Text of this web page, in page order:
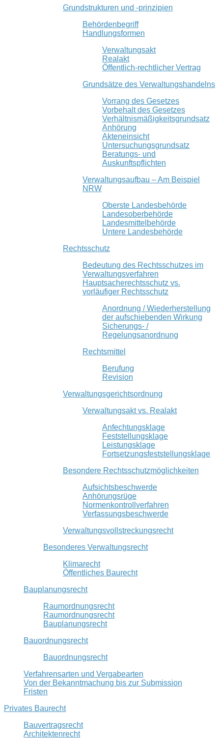
Grundstrukturen und -prinzipien
Behördenbegriff
Handlungsformen
Verwaltungsakt
Realakt
Öffentlich-rechtlicher Vertrag
Grundsätze des Verwaltungshandelns
Vorrang des Gesetzes
Vorbehalt des Gesetzes
Verhältnismäßigkeitsgrundsatz
Anhörung
Akteneinsicht
Untersuchungsgrundsatz
Beratungs- und
Auskunftspflichten
Verwaltungsaufbau – Am Beispiel
NRW
Oberste Landesbehörde
Landesoberbehörde
Landesmittelbehörde
Untere Landesbehörde
Rechtsschutz
Bedeutung des Rechtsschutzes im
Verwaltungsverfahren
Hauptsacherechtsschutz vs.
vorläufiger Rechtsschutz
Anordnung / Wiederherstellung
der aufschiebenden Wirkung
Sicherungs- /
Regelungsanordnung
Rechtsmittel
Berufung
Revision
Verwaltungsgerichtsordnung
Verwaltungsakt vs. Realakt
Anfechtungsklage
Feststellungsklage
Leistungsklage
Fortsetzungsfeststellungsklage
Besondere Rechtsschutzmöglichkeiten
Aufsichtsbeschwerde
Anhörungsrüge
Normenkontrollverfahren
Verfassungsbeschwerde
Verwaltungsvollstreckungsrecht
Besonderes Verwaltungsrecht
Klimarecht
Öffentliches Baurecht
Bauplanungsrecht
Raumordnungsrecht
Raumordnungsrecht
Bauplanungsrecht
Bauordnungsrecht
Bauordnungsrecht
Verfahrensarten und Vergabearten
Von der Bekanntmachung bis zur Submission
Fristen
Privates Baurecht
Bauvertragsrecht
Architektenrecht